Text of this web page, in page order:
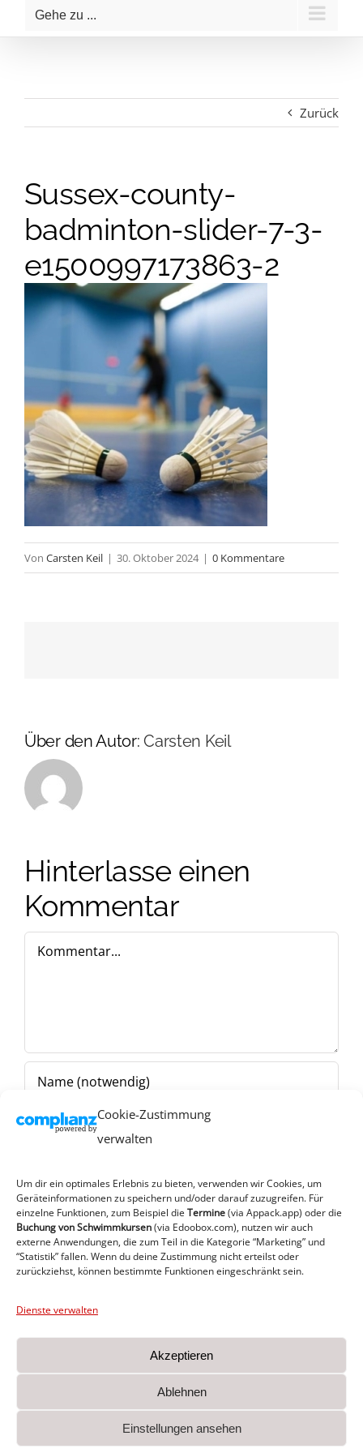
Cookie-Zustimmung
verwalten
Um dir ein optimales Erlebnis zu bieten, verwenden wir Cookies, um
Geräteinformationen zu speichern und/oder darauf zuzugreifen. Für
einzelne Funktionen, zum Beispiel die Termine(via Appack.app) oder die
Buchung von Schwimmkursen(via Edoobox.com), nutzen wir auch
externe Anwendungen, die zum Teil in die Kategorie “Marketing” und
“Statistik” fallen. Wenn du deine Zustimmung nicht erteilst oder
zurückziehst, können bestimmte Funktionen eingeschränkt sein.
Dienste verwalten
Akzeptieren
Ablehnen
Einstellungen ansehen
Gehe zu ...
Zurück
Sussex-county-
badminton-slider-7-3-
e1500997173863-2
Von Carsten Keil | 30. Oktober 2024 | 0 Kommentare
Über den Autor:Carsten Keil
Hinterlasse einen
Kommentar
Kommentar
MTV von 1860 e.V. Heide I Am Sportplatz 1 I 25746